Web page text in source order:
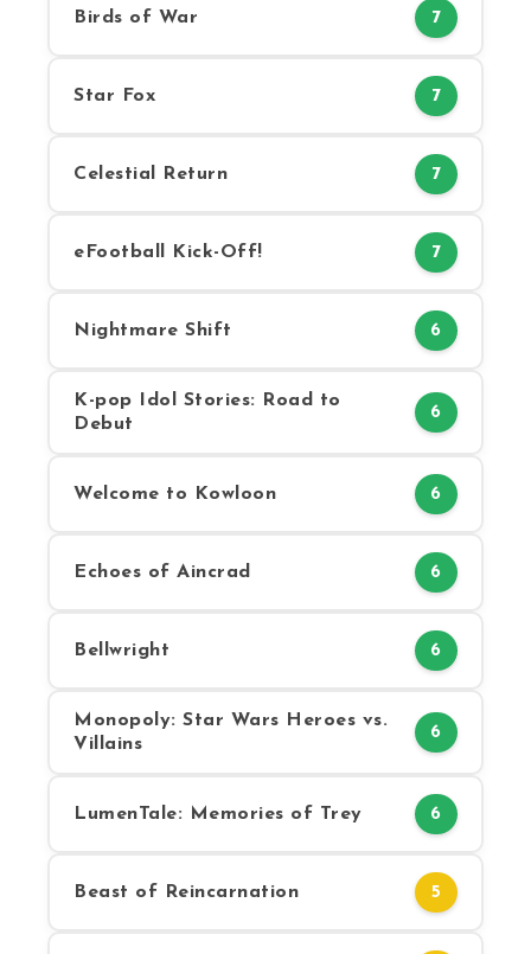
Birds of War 7
Star Fox 7
Celestial Return 7
eFootball Kick-Off! 7
Nightmare Shift 6
K-pop Idol Stories: Road to
Debut
6
Welcome to Kowloon 6
Echoes of Aincrad 6
Bellwright 6
Monopoly: Star Wars Heroes vs.
Villains
6
LumenTale: Memories of Trey 6
Beast of Reincarnation 5